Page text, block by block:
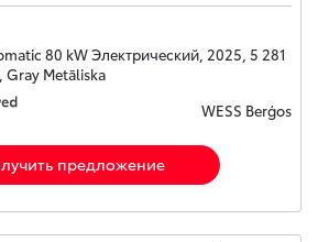
80 kW Электрический, 2025, 5 281
Gray Metāliska
WESS Berģos
предложение